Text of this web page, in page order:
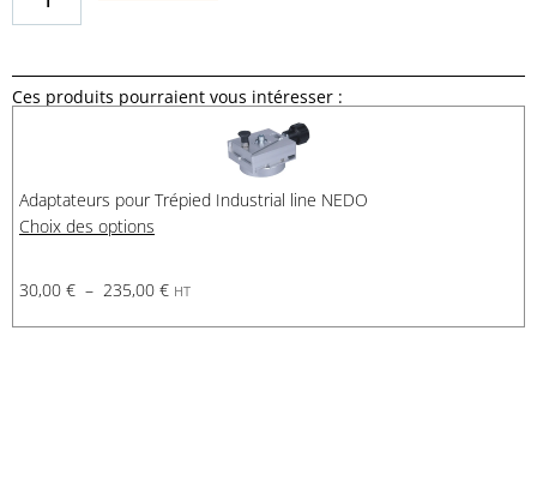
Ces produits pourraient vous intéresser :
Adaptateurs pour Trépied Industrial line NEDO
Choix des options
30,00 € – 235,00 € HT